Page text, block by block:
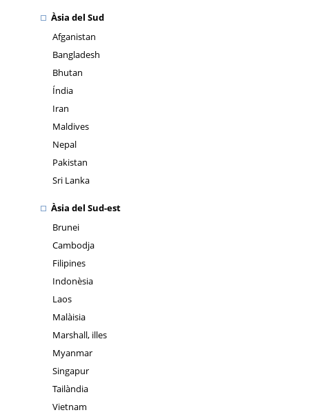
Àsia del Sud
Afganistan
Bangladesh
Bhutan
Índia
Iran
Maldives
Nepal
Pakistan
Sri Lanka
Àsia del Sud-est
Brunei
Cambodja
Filipines
Indonèsia
Laos
Malàisia
Marshall, illes
Myanmar
Singapur
Tailàndia
Vietnam